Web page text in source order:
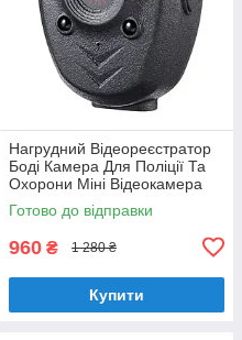
Нагрудний Відеореєстратор
Боді Камера Для Поліції Та
Охорони Міні Відеокамера
Портативна Нічна Зйомка Full
HD
Готово до відправки
960 ₴ 1 280 ₴
Купити